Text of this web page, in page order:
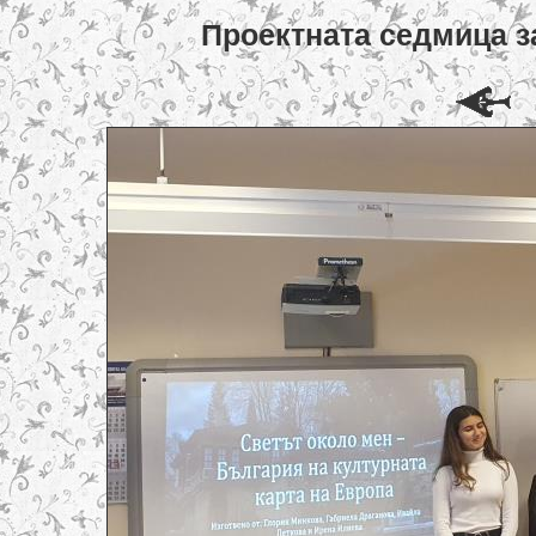
Проектната седмица